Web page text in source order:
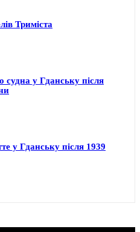
Триміста
судна у Гданську після
у Гданську після 1939